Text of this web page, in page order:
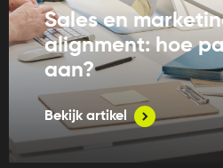
Sales en
alignment: hoe
aan?
Bekijk artikel